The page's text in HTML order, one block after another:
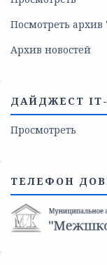
Посмотреть архив
Архив новостей
ДАЙДЖЕСТ
Просмотреть
ТЕЛЕФОН